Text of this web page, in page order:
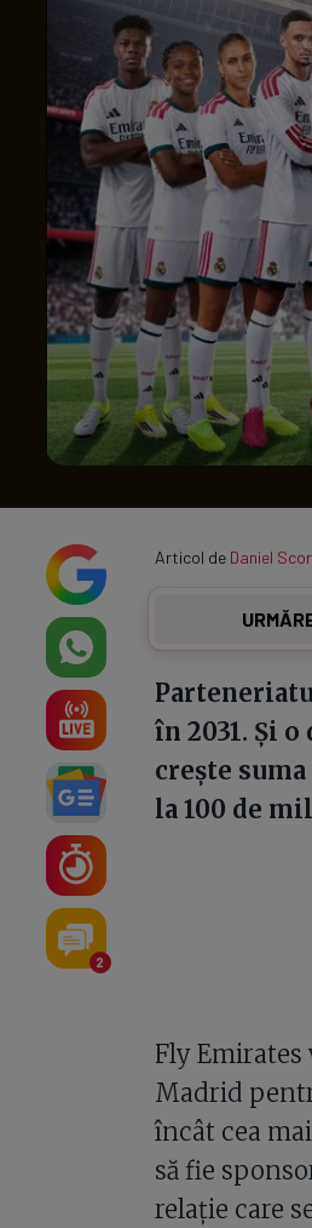
2
Articol de Daniel
în 2031. Și
crește
la 100 de
Fly Emirates
Madrid
încât cea
să fie
relație care